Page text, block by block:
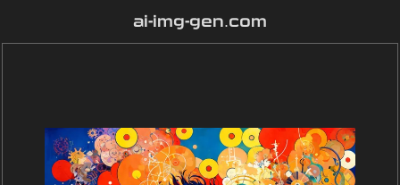
ai-img-gen.com